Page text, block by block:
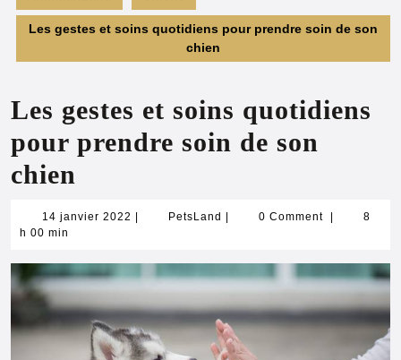
Les gestes et soins quotidiens pour prendre soin de son
chien
Les gestes et soins quotidiens
pour prendre soin de son
chien
14 janvier 2022 14
PetsLand PetsLand0 Comment
8
h 00 min